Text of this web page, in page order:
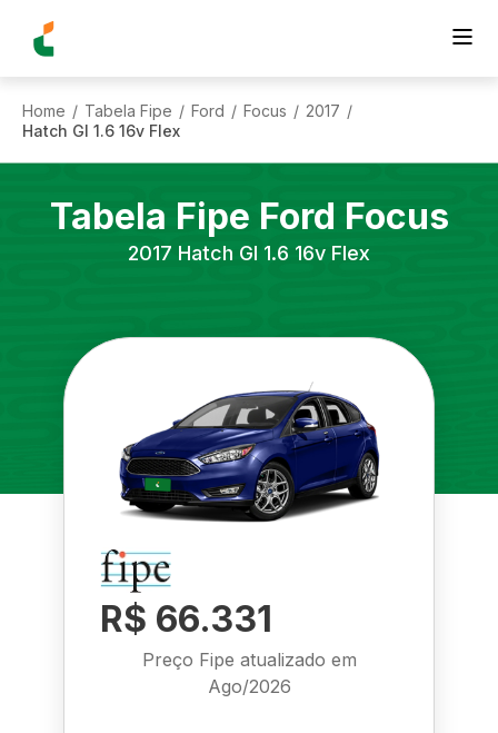
Home / Tabela Fipe / Ford / Focus / 2017 /
Hatch Gl 1.6 16v Flex
Tabela Fipe Ford Focus
2017 Hatch Gl 1.6 16v Flex
R$ 66.331
Preço Fipe atualizado em
Ago/2026